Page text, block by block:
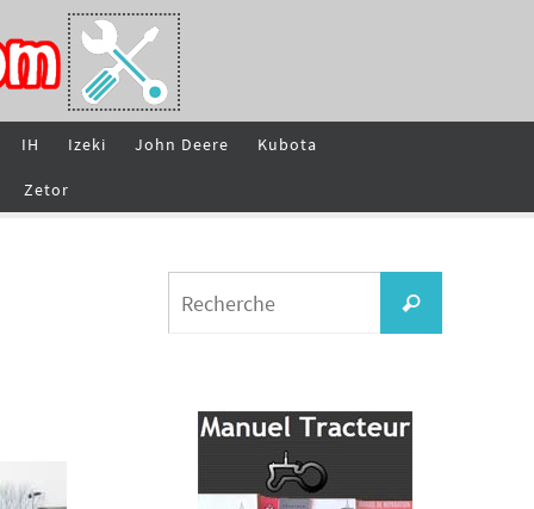
IH Izeki John Deere Kubota
Zetor
Recherche